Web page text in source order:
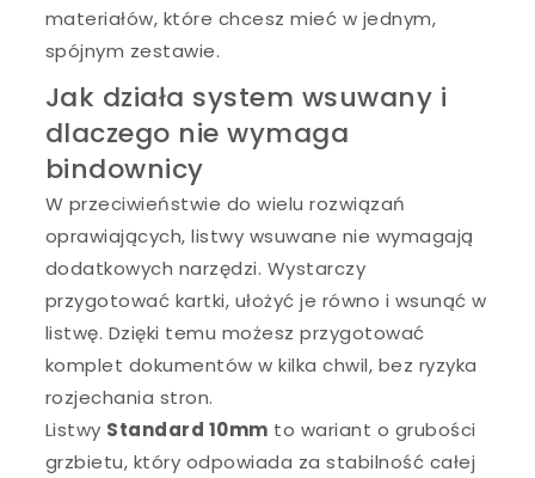
materiałów, które chcesz mieć w jednym,
spójnym zestawie.
Jak działa system wsuwany i
dlaczego nie wymaga
bindownicy
W przeciwieństwie do wielu rozwiązań
oprawiających, listwy wsuwane nie wymagają
dodatkowych narzędzi. Wystarczy
przygotować kartki, ułożyć je równo i wsunąć w
listwę. Dzięki temu możesz przygotować
komplet dokumentów w kilka chwil, bez ryzyka
rozjechania stron.
Listwy Standard 10mm to wariant o grubości
grzbietu, który odpowiada za stabilność całej